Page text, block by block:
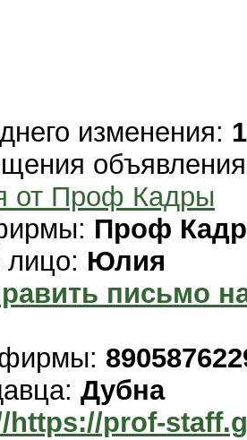
изменения:
от Проф Кадры
Проф
лицо: Юлия
письмо
Дубна
https://prof-